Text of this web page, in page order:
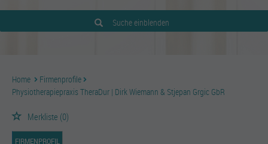
Suche einblenden
Home
Firmenprofile
Physiotherapiepraxis TheraDur | Dirk Wiemann & Stjepan Grgic GbR
Merkliste (0)
FIRMENPROFIL